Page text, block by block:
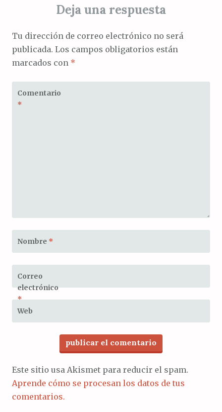
Deja una respuesta
Tu dirección de correo electrónico no será
publicada. Los campos obligatorios están
marcados con *
Comentario
*
Nombre *
Correo
electrónico
*
Web
Este sitio usa Akismet para reducir el spam.
Aprende cómo se procesan los datos de tus
comentarios.